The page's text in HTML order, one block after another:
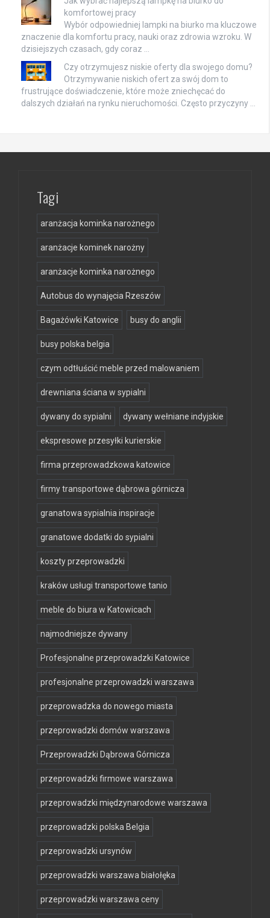
komfortowej pracy
Wybór odpowiedniej lampki na biurko ma kluczowe
znaczenie dla komfortu pracy, nauki oraz zdrowia wzroku. W
dzisiejszych czasach, gdy coraz …
Czy otrzymujesz niskie oferty dla swojego domu?
Otrzymywanie niskich ofert za swój dom to
frustrujące doświadczenie, które może zniechęcać do
dalszych działań na rynku nieruchomości. Często przyczyny …
Tagi
aranżacja kominka narożnego
aranżacje kominek narożny
aranżacje kominka narożnego
Autobus do wynajęcia Rzeszów
Bagażówki Katowice busy do anglii
busy polska belgia
czym odtłuścić meble przed malowaniem
drewniana ściana w sypialni
dywany do sypialni dywany wełniane indyjskie
ekspresowe przesyłki kurierskie
firma przeprowadzkowa katowice
firmy transportowe dąbrowa górnicza
granatowa sypialnia inspiracje
granatowe dodatki do sypialni
koszty przeprowadzki
kraków usługi transportowe tanio
meble do biura w Katowicach
najmodniejsze dywany
Profesjonalne przeprowadzki Katowice
profesjonalne przeprowadzki warszawa
przeprowadzka do nowego miasta
przeprowadzki domów warszawa
Przeprowadzki Dąbrowa Górnicza
przeprowadzki firmowe warszawa
przeprowadzki międzynarodowe warszawa
przeprowadzki polska Belgia
przeprowadzki ursynów
przeprowadzki warszawa białołęka
przeprowadzki warszawa ceny